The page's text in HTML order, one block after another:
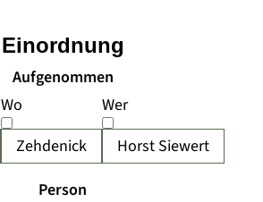
Aufgenommen
Wo
Zehdenick
Wer
Horst Siewert
Person
Einordnung